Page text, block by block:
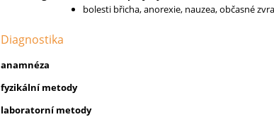
bolesti břicha, anorexie, nauzea, občasné
Diagnostika
anamnéza
fyzikální metody
laboratorní metody